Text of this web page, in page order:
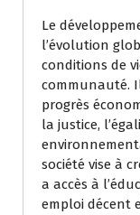
Le
l’évolution
conditions de
communauté.
progrès
la justice,
société vise à
a accès à
emploi décent